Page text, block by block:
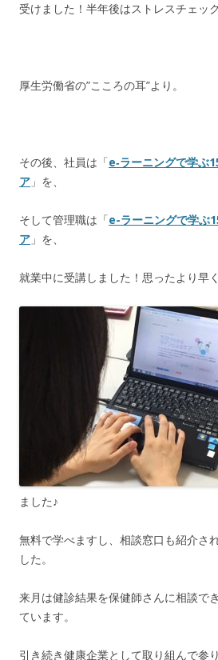
受けました！半年後はストレスチェッ
厚生労働省の”こころの耳”より。
その後、社員は「e‐ラーニングで学ぶ
ア 」を、
そして管理職は「e-ラーニングで学ぶ
ア 」を、
就業中に受講しました！思ったより早
ました♪
無料で学べますし、相談窓口も紹介さ
した。
来月は健診結果を保健師さんに相談で
ています。
引き続き健康企業として取り組んで参